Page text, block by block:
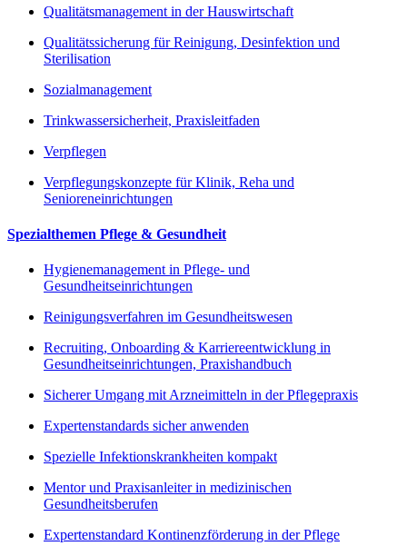
Qualitätsmanagement in der Hauswirtschaft
Qualitätssicherung für Reinigung, Desinfektion und
Sterilisation
Sozialmanagement
Trinkwassersicherheit, Praxisleitfaden
Verpflegen
Verpflegungskonzepte für Klinik, Reha und
Senioreneinrichtungen
Spezialthemen Pflege & Gesundheit
Hygienemanagement in Pflege- und
Gesundheitseinrichtungen
Reinigungsverfahren im Gesundheitswesen
Recruiting, Onboarding & Karriereentwicklung in
Gesundheitseinrichtungen, Praxishandbuch
Sicherer Umgang mit Arzneimitteln in der Pflegepraxis
Expertenstandards sicher anwenden
Spezielle Infektionskrankheiten kompakt
Mentor und Praxisanleiter in medizinischen
Gesundheitsberufen
Expertenstandard Kontinenzförderung in der Pflege